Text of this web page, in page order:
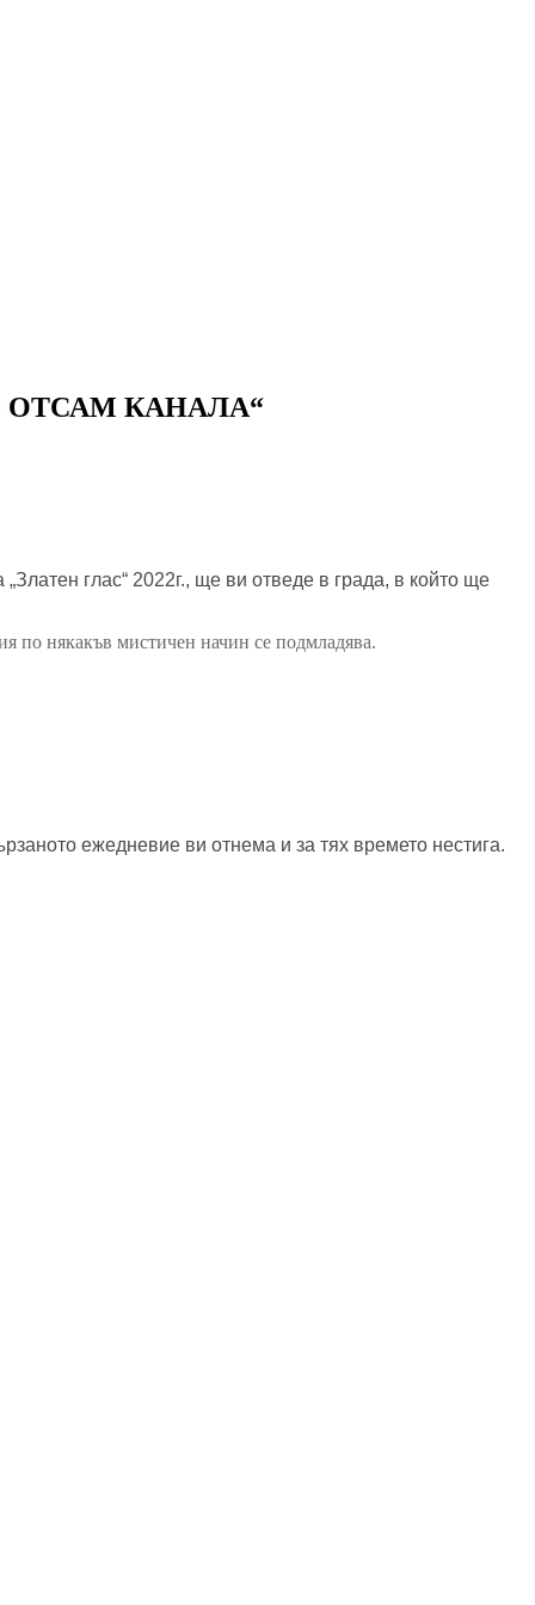
ОТСАМ КАНАЛА“
глас“ 2022г., ще ви отведе в града, в който ще
по някакъв мистичен начин се подмладява.
ежедневие ви отнема и за тях времето нестига.